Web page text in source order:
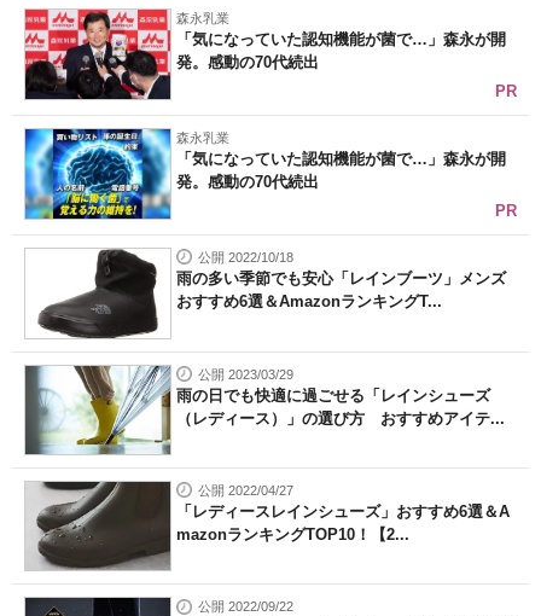
森永乳業
「気になっていた認知機能が菌で…」森永が開
発。感動の70代続出
PR
森永乳業
「気になっていた認知機能が菌で…」森永が開
発。感動の70代続出
PR
公開 2022/10/18
雨の多い季節でも安心「レインブーツ」メンズ
おすすめ6選＆AmazonランキングT...
公開 2023/03/29
雨の日でも快適に過ごせる「レインシューズ
（レディース）」の選び方 おすすめアイテ...
公開 2022/04/27
「レディースレインシューズ」おすすめ6選＆A
mazonランキングTOP10！【2...
公開 2022/09/22